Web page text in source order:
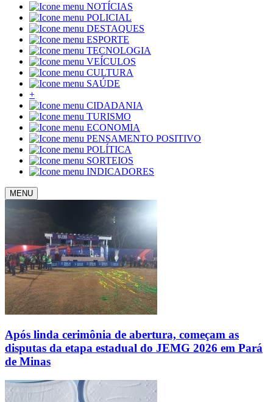
NOTÍCIAS
POLICIAL
DESTAQUES
ESPORTE
TECNOLOGIA
VEÍCULOS
CULTURA
SAÚDE
+
CIDADANIA
TURISMO
ECONOMIA
PENSAMENTO POSITIVO
POLÍTICA
SORTEIOS
INDICADORES
MENU
Após linda cerimônia de abertura, começam as
disputas da etapa estadual do JEMG 2026 em Pará
de Minas